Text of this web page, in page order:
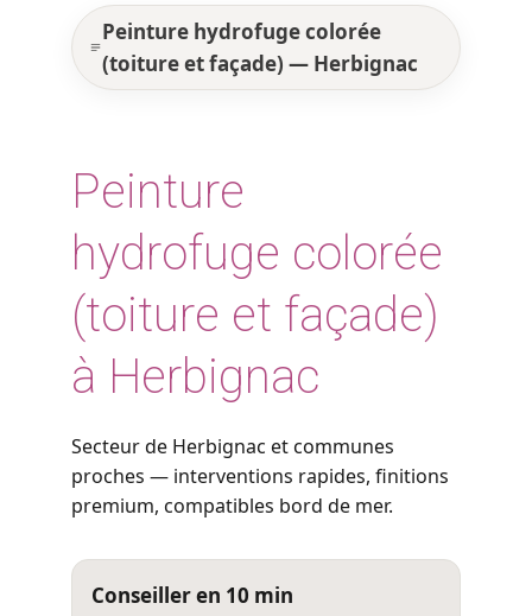
Peinture hydrofuge colorée
(toiture et façade) — Herbignac
Peinture
hydrofuge colorée
(toiture et façade)
à Herbignac
Secteur de Herbignac et communes
proches — interventions rapides, finitions
premium, compatibles bord de mer.
Conseiller en 10 min